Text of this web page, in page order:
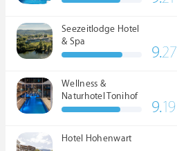
Seezeitlodge Hotel
& Spa
9.27
Wellness &
Naturhotel Tonihof
****S
9.19
Hotel Hohenwart